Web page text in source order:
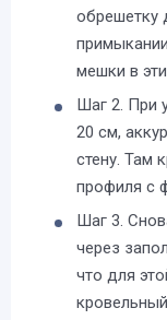
обрешетку
мешки в
Шаг 2. При
20 см,
стену. Там
профиля с
Шаг 3.
через
что для